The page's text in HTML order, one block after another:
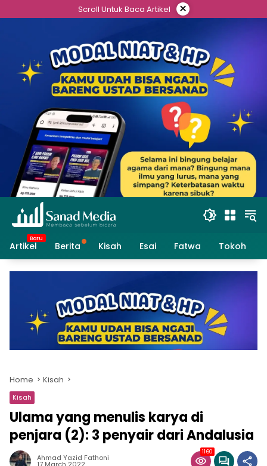
to
Scroll Untuk Baca Artikel ×
Artikel Berita Kisah Esai Fatwa Tokoh
Home Kisah
Kisah
Ulama yang menulis karya di
penjara (2): 3 penyair dari Andalusia
Ahmad Yazid Fathoni
17 March 2022
1160